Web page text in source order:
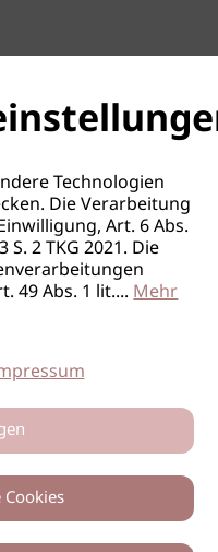
Technologien
Die Verarbeitung
Art. 6 Abs.
S. 2 TKG 2021. Die
49 Abs. 1 lit....Mehr